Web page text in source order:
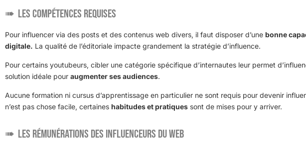
Les compétences requises
Pour influencer via des posts et des contenus web divers, il faut disposer d’une bonne
digitale. La qualité de l’éditoriale impacte grandement la stratégie d’influence.
Pour certains youtubeurs, cibler une catégorie spécifique d’internautes leur permet
solution idéale pour augmenter ses audiences.
Aucune formation ni cursus d’apprentissage en particulier ne sont requis pour devenir
n’est pas chose facile, certaines habitudes et pratiques sont de mises pour y arriver.
Les rémunérations des influenceurs du web